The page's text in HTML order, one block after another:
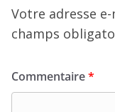
Votre adresse
champs
Commentaire*